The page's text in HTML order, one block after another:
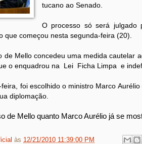
tucano ao Senado.
O processo só será julgado
que começou nesta segunda-feira (20).
de Mello concedeu uma medida cautelar
o enquadrou na Lei Ficha Limpa e
foi escolhido o ministro Marco
diplomação.
de Mello quanto Marco Aurélio já se
às 12/21/2010 11:39:00 PM